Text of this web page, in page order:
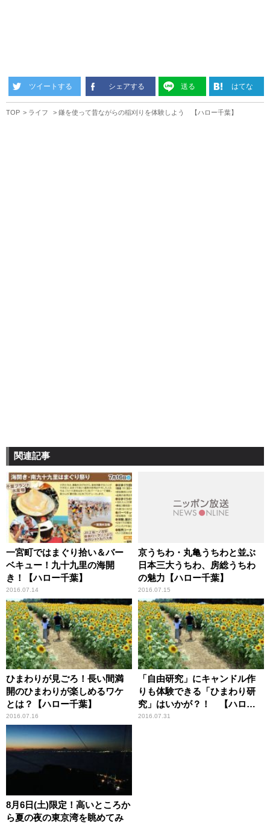
ツイートする シェアする 送る はてな
TOP ライフ 鎌を使って昔ながらの稲刈りを体験しよう 【ハロー千葉】
関連記事
一宮町ではまぐり拾い＆バー
ベキュー！九十九里の海開
き！【ハロー千葉】
2016.07.14
京うちわ・丸亀うちわと並ぶ
日本三大うちわ、房総うちわ
の魅力【ハロー千葉】
2016.07.15
ひまわりが見ごろ！長い間満
開のひまわりが楽しめるワケ
とは？【ハロー千葉】
2016.07.16
「自由研究」にキャンドル作
りも体験できる「ひまわり研
究」はいかが？！ 【ハロー
千葉】
2016.07.31
8月6日(土)限定！高いところか
ら夏の夜の東京湾を眺めてみ